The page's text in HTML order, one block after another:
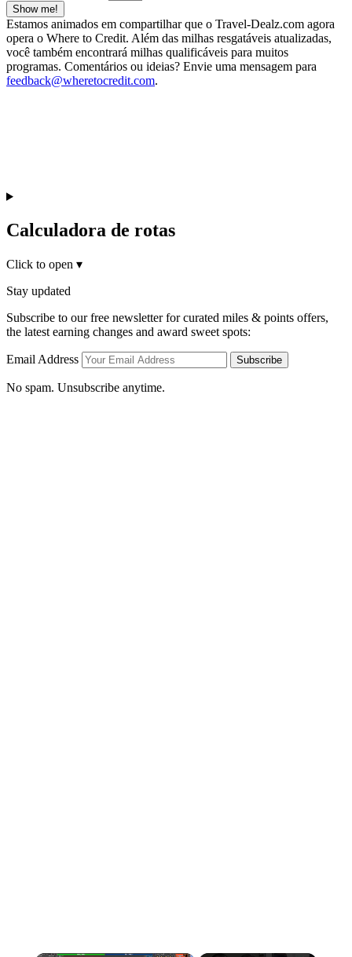
Show me!
Estamos animados em compartilhar que o Travel-Dealz.com agora
opera o Where to Credit. Além das milhas resgatáveis atualizadas,
você também encontrará milhas qualificáveis para muitos
programas. Comentários ou ideias? Envie uma mensagem para
feedback@wheretocredit.com.
Calculadora de rotas
Click to open ▾
Stay updated
Subscribe to our free newsletter for curated miles & points offers,
the latest earning changes and award sweet spots:
Email Address Subscribe
No spam. Unsubscribe anytime.